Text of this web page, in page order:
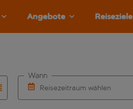
Angebote Reiseziele
Reisezeitraum wählen
Wann